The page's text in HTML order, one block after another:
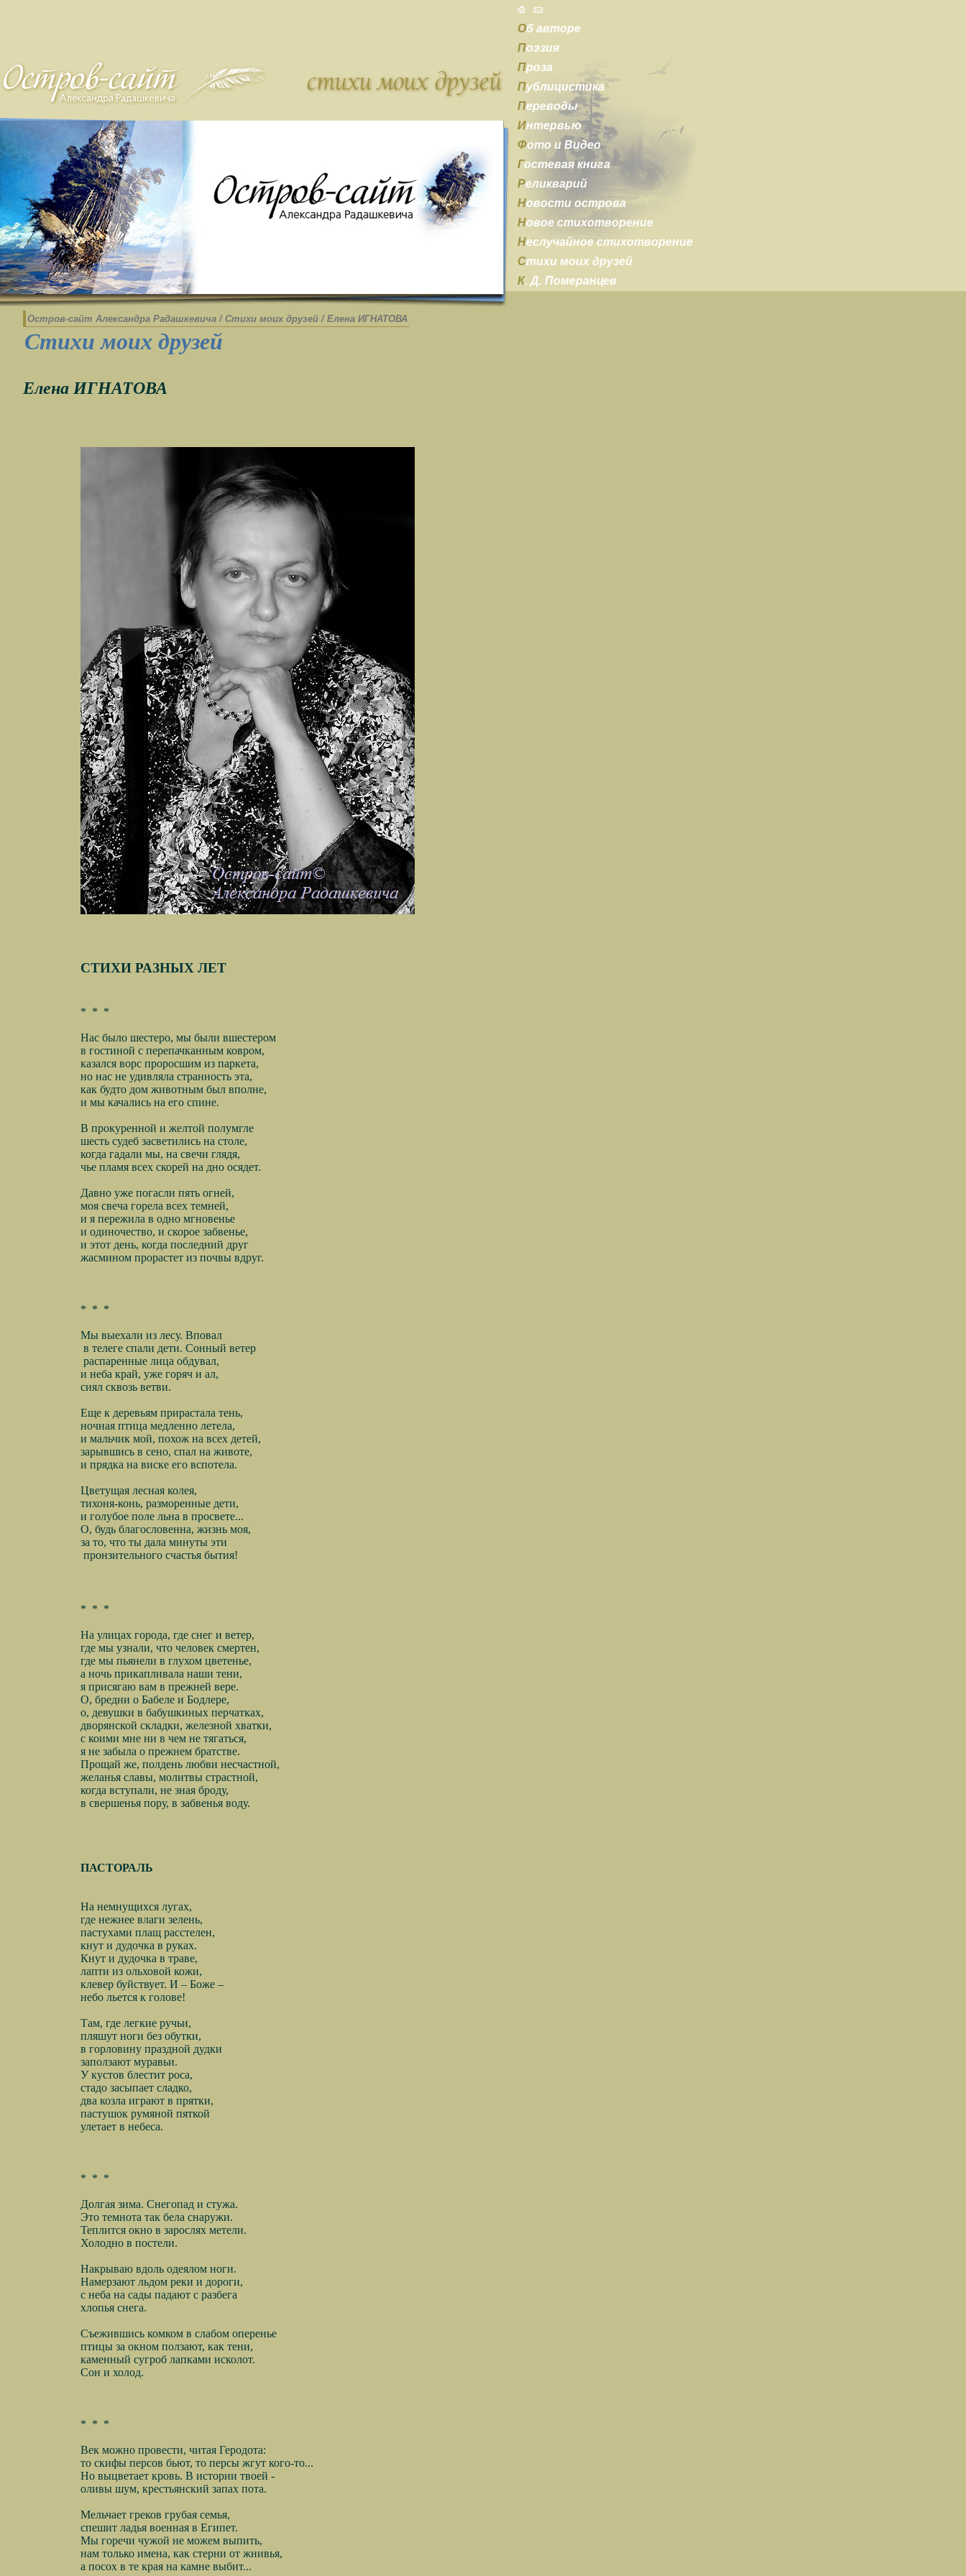
Об авторе
Поэзия
Проза
Публицистика
Переводы
Интервью
Фото и Видео
Гостевая книга
Реликварий
Новости острова
Новое стихотворение
Неслучайное стихотворение
Стихи моих друзей
К. Д. Померанцев
Остров-cайт Александра Радашкевича / Стихи моих друзей / Елена ИГНАТОВА
Стихи моих друзей
Елена ИГНАТОВА
СТИХИ РАЗНЫХ ЛЕТ
* * *
Нас было шестеро, мы были вшестером
в гостиной с перепачканным ковром,
казался ворс проросшим из паркета,
но нас не удивляла странность эта,
как будто дом животным был вполне,
и мы качались на его спине.
В прокуренной и желтой полумгле
шесть судеб засветились на столе,
когда гадали мы, на свечи глядя,
чье пламя всех скорей на дно осядет.
Давно уже погасли пять огней,
моя свеча горела всех темней,
и я пережила в одно мгновенье
и одиночество, и скорое забвенье,
и этот день, когда последний друг
жасмином прорастет из почвы вдруг.
* * *
Мы выехали из лесу. Вповал
в телеге спали дети. Сонный ветер
распаренные лица обдувал,
и неба край, уже горяч и ал,
сиял сквозь ветви.
Еще к деревьям прирастала тень,
ночная птица медленно летела,
и мальчик мой, похож на всех детей,
зарывшись в сено, спал на животе,
и прядка на виске его вспотела.
Цветущая лесная колея,
тихоня-конь, разморенные дети,
и голубое поле льна в просвете...
О, будь благословенна, жизнь моя,
за то, что ты дала минуты эти
пронзительного счастья бытия!
* * *
На улицах города, где снег и ветер,
где мы узнали, что человек смертен,
где мы пьянели в глухом цветенье,
а ночь прикапливала наши тени,
я присягаю вам в прежней вере.
О, бредни о Бабеле и Бодлере,
о, девушки в бабушкиных перчатках,
дворянской складки, железной хватки,
с коими мне ни в чем не тягаться,
я не забыла о прежнем братстве.
Прощай же, полдень любви несчастной,
желанья славы, молитвы страстной,
когда вступали, не зная броду,
в свершенья пору, в забвенья воду.
ПАСТОРАЛЬ
На немнущихся лугах,
где нежнее влаги зелень,
пастухами плащ расстелен,
кнут и дудочка в руках.
Кнут и дудочка в траве,
лапти из ольховой кожи,
клевер буйствует. И – Боже –
небо льется к голове!
Там, где легкие ручьи,
пляшут ноги без обутки,
в горловину праздной дудки
заползают муравьи.
У кустов блестит роса,
стадо засыпает сладко,
два козла играют в прятки,
пастушок румяной пяткой
улетает в небеса.
* * *
Долгая зима. Снегопад и стужа.
Это темнота так бела снаружи.
Теплится окно в зарослях метели.
Холодно в постели.
Накрываю вдоль одеялом ноги.
Намерзают льдом реки и дороги,
с неба на сады падают с разбега
хлопья снега.
Съежившись комком в слабом оперенье
птицы за окном ползают, как тени,
каменный сугроб лапками исколот.
Сон и холод.
* * *
Век можно провести, читая Геродота:
то скифы персов бьют, то персы жгут кого-то...
Но выцветает кровь. В истории твоей -
оливы шум, крестьянский запах пота.
Мельчает греков грубая семья,
спешит ладья военная в Египет.
Мы горечи чужой не можем выпить,
нам только имена, как стерни от жнивья,
а посох в те края на камне выбит...